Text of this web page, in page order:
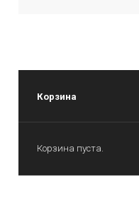
Корзина
Корзина пуста.